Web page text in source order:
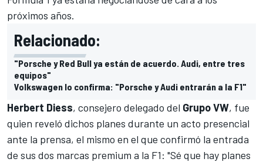
próximos años.
Relacionado:
"Porsche y Red Bull ya están de acuerdo. Audi, entre tres
equipos"
Volkswagen lo confirma: "Porsche y Audi entrarán a la F1"
Herbert Diess, consejero delegado del Grupo VW, fue
quien reveló dichos planes durante un acto presencial
ante la prensa, el mismo en el que confirmó la entrada
de sus dos marcas premium a la F1: "Sé que hay planes